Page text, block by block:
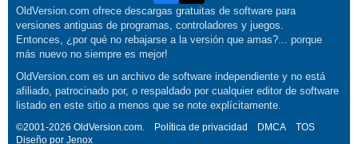
OldVersion.com ofrece descargas gratuitas de software para
versiones antiguas de programas, controladores y juegos.
Entonces, ¿por qué no rebajarse a la versión que amas?... porque
más nuevo no siempre es mejor!
OldVersion.com es un archivo de software independiente y no está
afiliado, patrocinado por, o respaldado por cualquier editor de software
listado en este sitio a menos que se note explícitamente.
©2001-2026 OldVersion.com. Política de privacidad DMCA
TOS
Diseño por Jenox